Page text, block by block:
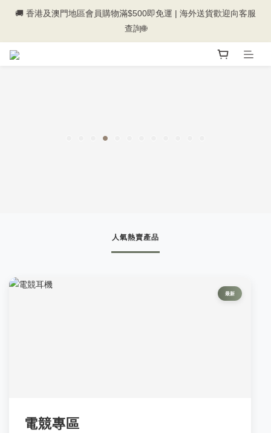
💰新登記會員即送50購物金💰
🚚 香港及澳門地區會員購物滿$500即免運 | 海外送貨歡迎向客服
查詢🌐
人氣熱賣產品
最新
電競專區